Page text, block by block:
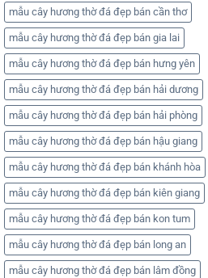
mẫu cây hương thờ đá đẹp bán cần thơ
mẫu cây hương thờ đá đẹp bán gia lai
mẫu cây hương thờ đá đẹp bán hưng yên
mẫu cây hương thờ đá đẹp bán hải dương
mẫu cây hương thờ đá đẹp bán hải phòng
mẫu cây hương thờ đá đẹp bán hậu giang
mẫu cây hương thờ đá đẹp bán khánh hòa
mẫu cây hương thờ đá đẹp bán kiên giang
mẫu cây hương thờ đá đẹp bán kon tum
mẫu cây hương thờ đá đẹp bán long an
mẫu cây hương thờ đá đẹp bán lâm đồng